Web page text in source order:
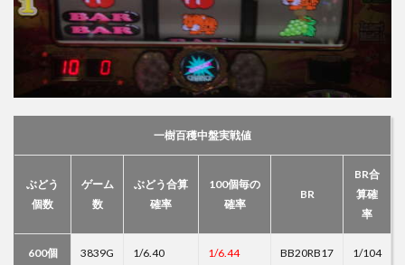
一樹百穫中盤実戦値
ぶどう
個数
ゲーム
数
ぶどう合算
確率
100個毎の
確率
BR
BR合
算確
率
600個 3839G 1/6.40 1/6.44 BB20RB17 1/104